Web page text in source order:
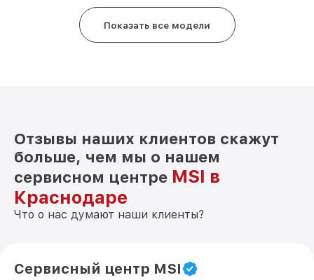
Показать все модели
Отзывы наших клиентов скажут
больше, чем мы о нашем
сервисном центре MSI в
Краснодаре
Что о нас думают наши клиенты?
Сервисный центр MSI